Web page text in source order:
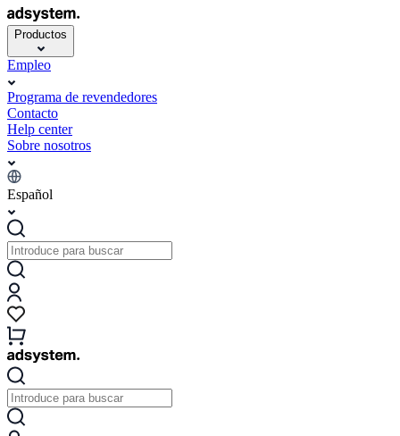
Productos
Empleo
Programa de revendedores
Contacto
Help center
Sobre nosotros
Español